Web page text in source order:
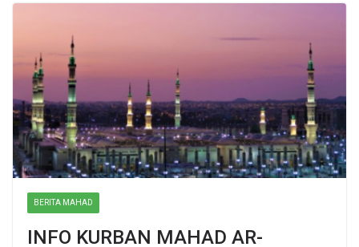
BERITA MAHAD
INFO KURBAN MAHAD AR-